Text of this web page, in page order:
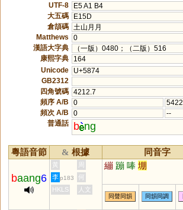
UTF-8
E5 A1 B4
大五碼
E15D
倉頡碼
土山月月
Matthews
0
漢語大字典
（一版）0480；（二版）516
康熙字典
164
Unicode
U+5874
GB2312
四角號碼 4212.7
頻序 A/B
0
5422
頻次 A/B
0
--
普通話
b ng
粵語音節 & 根據 同音字
baang6
黃 周 繃 蹦 唪 堋
李 p183
何
HKLS
人文
同聲同韻 同韻同調